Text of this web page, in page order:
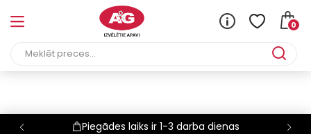
0
Piegādes laiks ir 1-3 darba dienas